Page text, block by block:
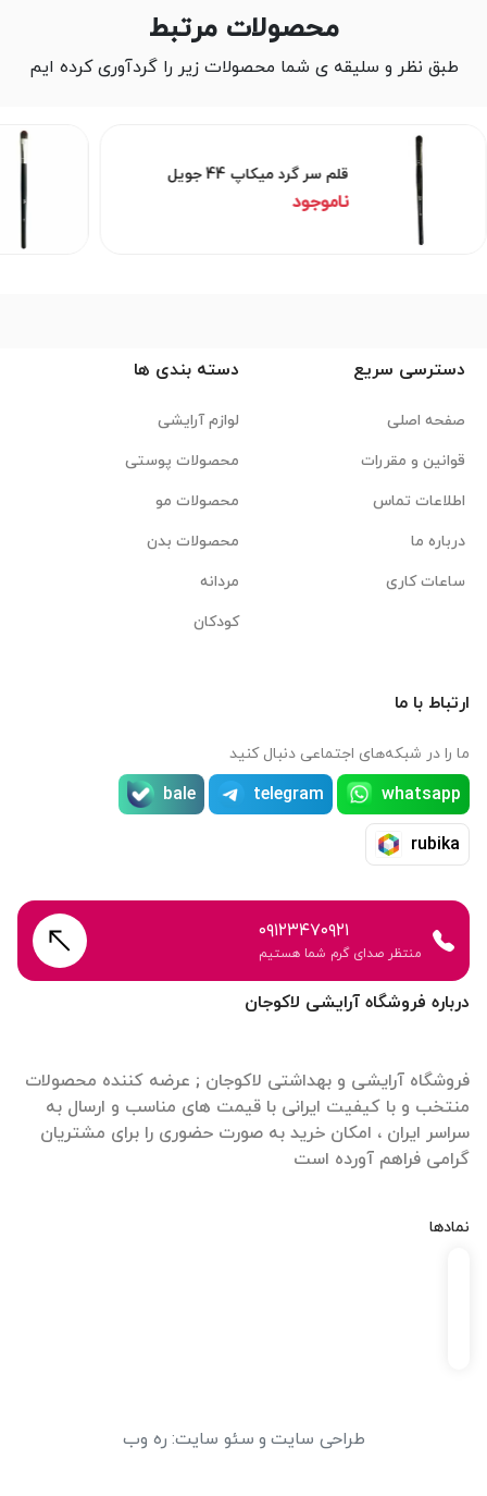
محصولات مرتبط
طبق نظر و سلیقه ی شما محصولات زیر را گردآوری کرده ایم
قلم سر گرد میکاپ 44 جویل
ناموجود
درباره فروشگاه آرایشی لاکوجان
فروشگاه آرایشی و بهداشتی لاکوجان ; عرضه کننده محصولات
منتخب و با کیفیت ایرانی با قیمت های مناسب و ارسال به
سراسر ایران ، امکان خرید به صورت حضوری را برای مشتریان
گرامی فراهم آورده است
نمادها
دسترسی سریع
صفحه اصلی
قوانین و مقررات
اطلاعات تماس
درباره ما
ساعات کاری
دسته بندی ها
لوازم آرایشی
محصولات پوستی
محصولات مو
محصولات بدن
مردانه
کودکان
ارتباط با ما
ما را در شبکه‌های اجتماعی دنبال کنید
whatsapp
telegram
bale
rubika
۰۹۱۲۳۴۷۰۹۲۱
منتظر صدای گرم شما هستیم
طراحی سایت و سئو سایت: ره وب